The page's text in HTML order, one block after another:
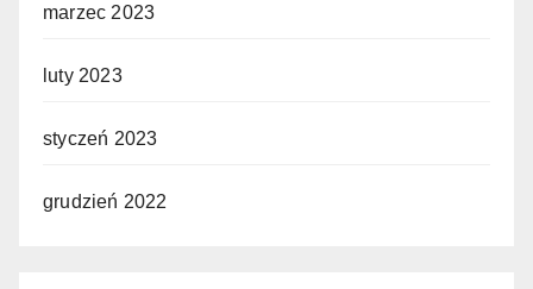
marzec 2023
luty 2023
styczeń 2023
grudzień 2022